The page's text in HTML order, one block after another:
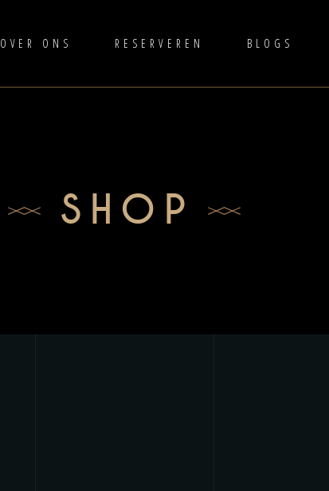
OVER ONS RESERVEREN BLOGS
SHOP